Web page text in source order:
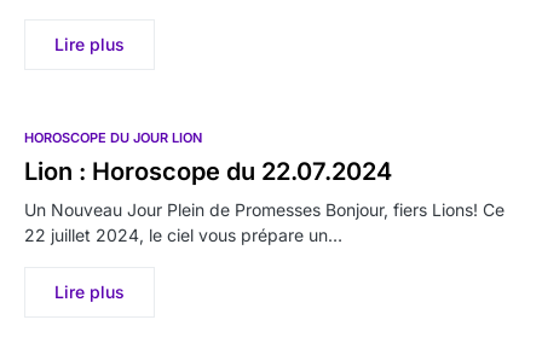
Lire plus
HOROSCOPE DU JOUR LION
Lion : Horoscope du 22.07.2024
Un Nouveau Jour Plein de Promesses Bonjour, fiers Lions! Ce
22 juillet 2024, le ciel vous prépare un…
Lire plus